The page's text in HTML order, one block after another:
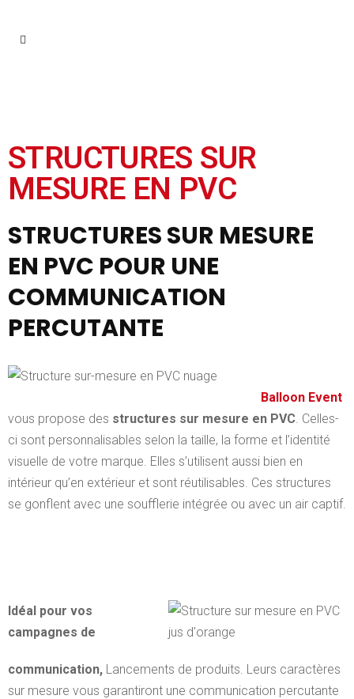
STRUCTURES SUR
MESURE EN PVC
STRUCTURES SUR MESURE
EN PVC POUR UNE
COMMUNICATION
PERCUTANTE
Balloon Event
vous propose des structures sur mesure en PVC. Celles-
ci sont personnalisables selon la taille, la forme et l’identité
visuelle de votre marque. Elles s’utilisent aussi bien en
intérieur qu’en extérieur et sont réutilisables. Ces structures
se gonflent avec une soufflerie intégrée ou avec un air captif.
Idéal pour vos
campagnes de
communication, Lancements de produits. Leurs caractères
sur mesure vous garantiront une communication percutante